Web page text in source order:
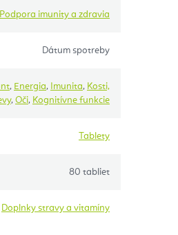
Podpora imunity a zdravia
Dátum spotreby
, Energia, Imunita, Kosti,
, Oči, Kognitívne funkcie
Tablety
80 tabliet
Doplnky stravy a vitamíny